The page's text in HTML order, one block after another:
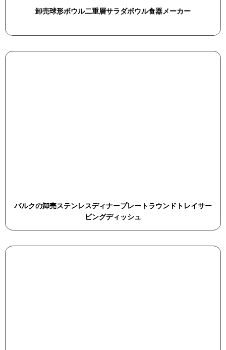
卸売球形ボウル二重層サラダボウル食器メーカー
バルクの卸売ステンレスディナープレートラウンドトレイサー
ビングディッシュ